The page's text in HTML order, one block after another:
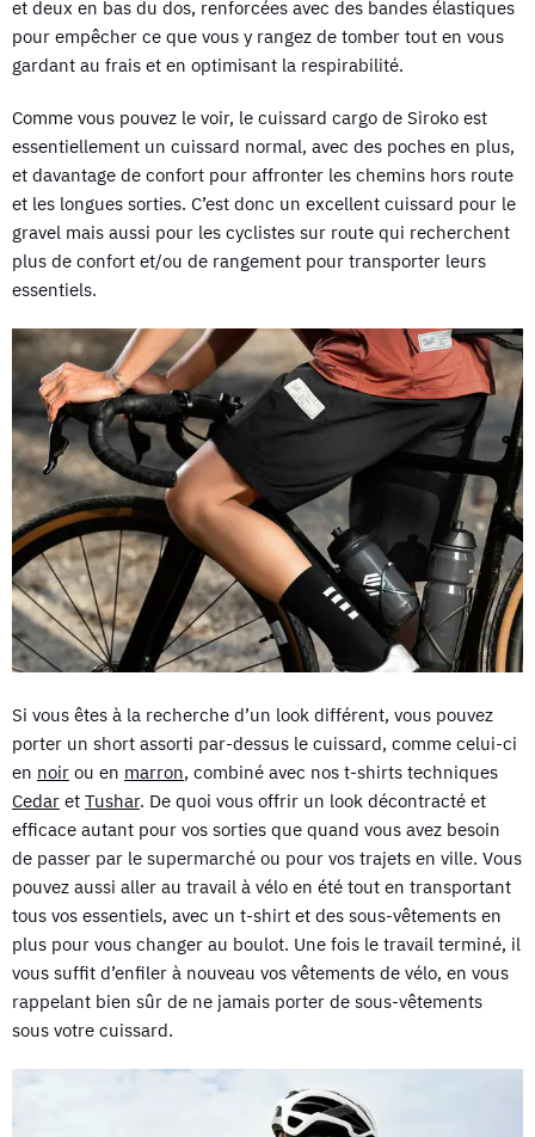
et deux en bas du dos, renforcées avec des bandes élastiques
pour empêcher ce que vous y rangez de tomber tout en vous
gardant au frais et en optimisant la respirabilité.
Comme vous pouvez le voir, le cuissard cargo de Siroko est
essentiellement un cuissard normal, avec des poches en plus,
et davantage de confort pour affronter les chemins hors route
et les longues sorties. C’est donc un excellent cuissard pour le
gravel mais aussi pour les cyclistes sur route qui recherchent
plus de confort et/ou de rangement pour transporter leurs
essentiels.
Si vous êtes à la recherche d’un look différent, vous pouvez
porter un short assorti par-dessus le cuissard, comme celui-ci
en noir ou en marron, combiné avec nos t-shirts techniques
Cedar et Tushar. De quoi vous offrir un look décontracté et
efficace autant pour vos sorties que quand vous avez besoin
de passer par le supermarché ou pour vos trajets en ville. Vous
pouvez aussi aller au travail à vélo en été tout en transportant
tous vos essentiels, avec un t-shirt et des sous-vêtements en
plus pour vous changer au boulot. Une fois le travail terminé, il
vous suffit d’enfiler à nouveau vos vêtements de vélo, en vous
rappelant bien sûr de ne jamais porter de sous-vêtements
sous votre cuissard.